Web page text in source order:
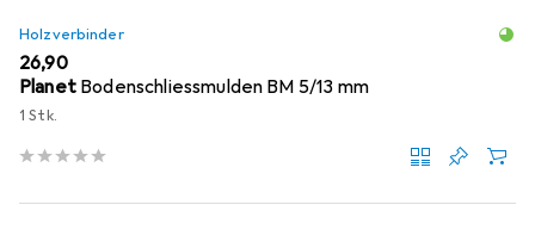
Holzverbinder
EUR
26,90
Planet Bodenschliessmulden BM 5/13 mm
1 Stk.